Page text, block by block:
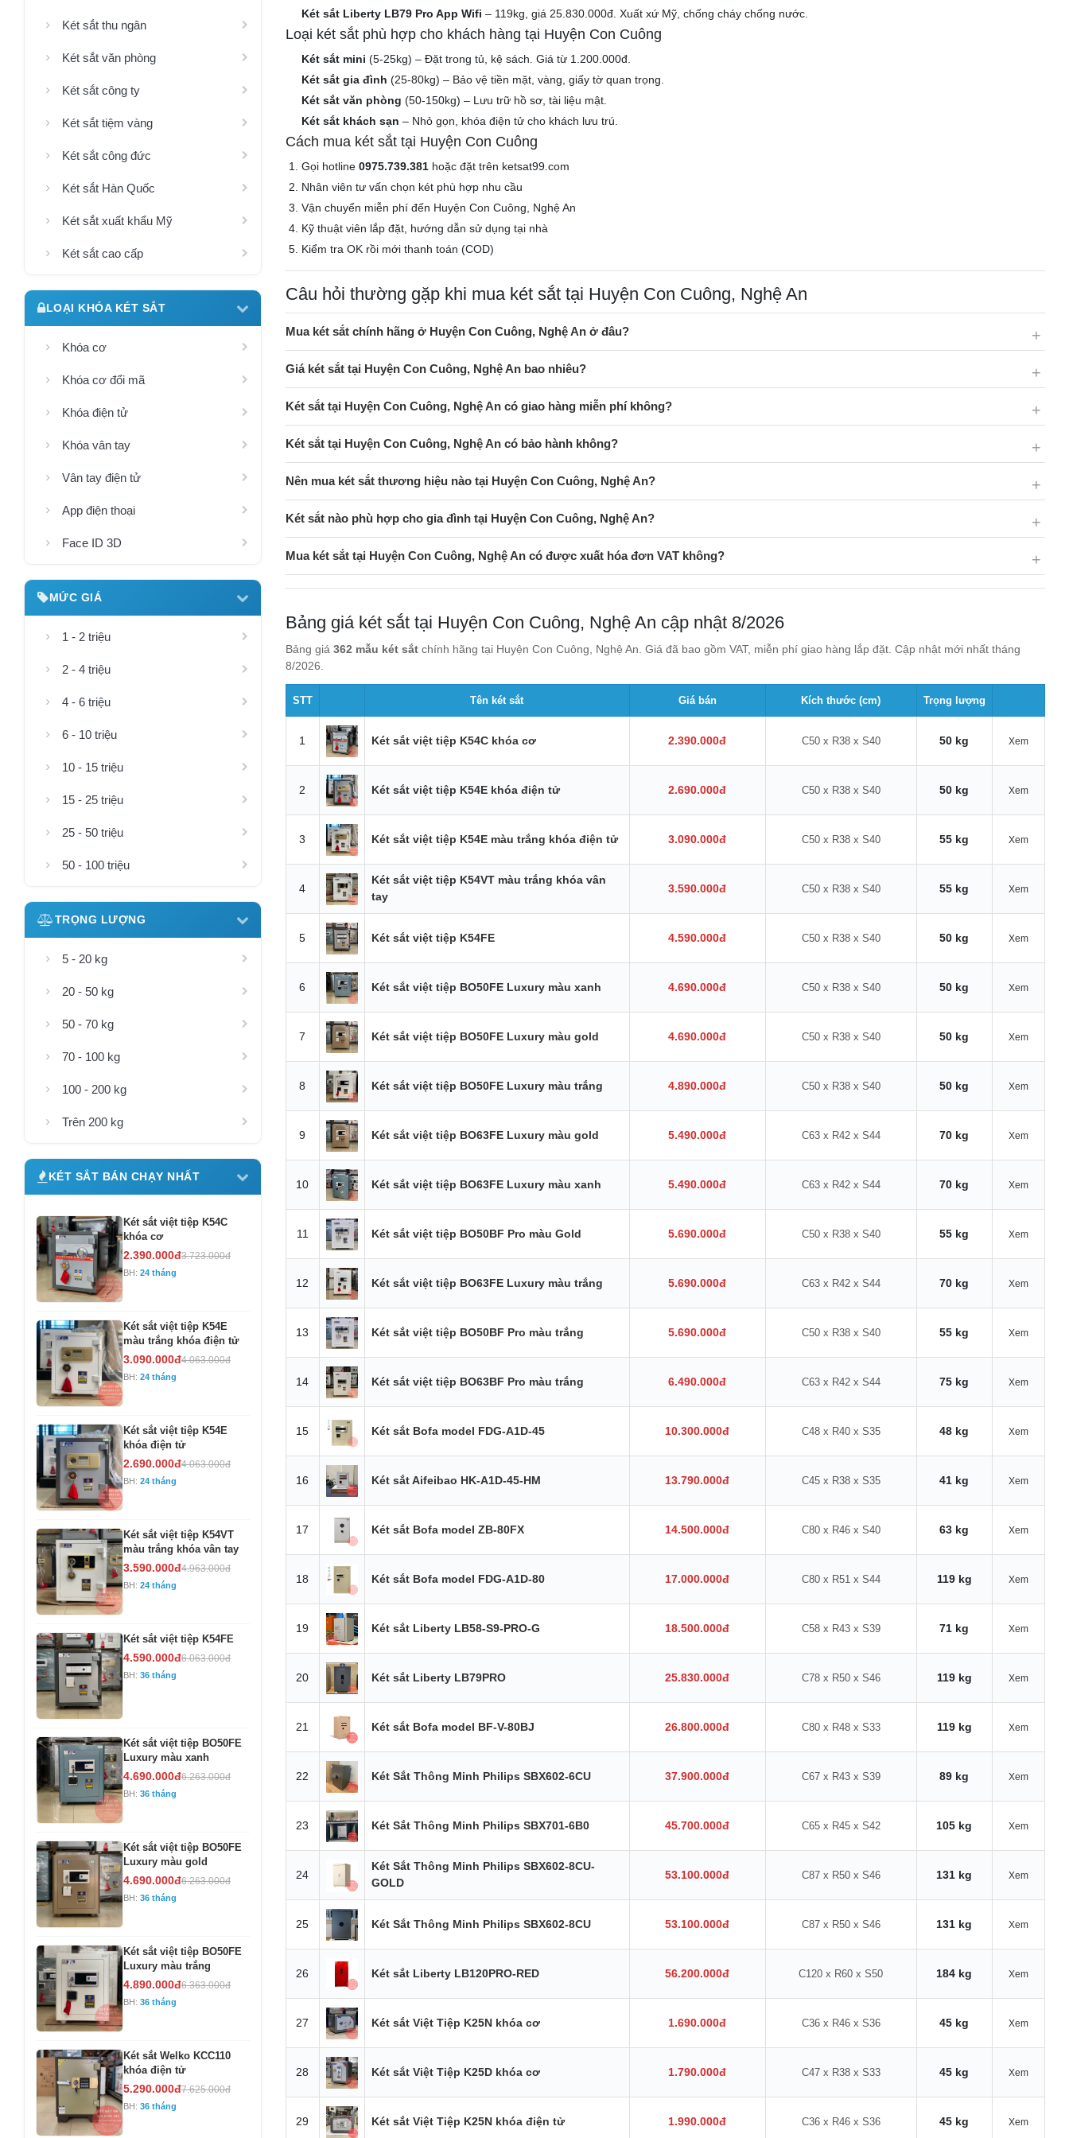
Két sắt thu ngân
Két sắt văn phòng
Két sắt công ty
Két sắt tiệm vàng
Két sắt công đức
Két sắt Hàn Quốc
Két sắt xuất khẩu Mỹ
Két sắt cao cấp
LOẠI KHÓA KÉT SẮT
Khóa cơ
Khóa cơ đổi mã
Khóa điện tử
Khóa vân tay
Vân tay điện tử
App điện thoại
Face ID 3D
MỨC GIÁ
1 - 2 triệu
2 - 4 triệu
4 - 6 triệu
6 - 10 triệu
10 - 15 triệu
15 - 25 triệu
25 - 50 triệu
50 - 100 triệu
TRỌNG LƯỢNG
5 - 20 kg
20 - 50 kg
50 - 70 kg
70 - 100 kg
100 - 200 kg
Trên 200 kg
KÉT SẮT BÁN CHẠY NHẤT
Két sắt việt tiệp K54C
khóa cơ
2.390.000đ3.723.000đ
BH: 24 tháng
Két sắt việt tiệp K54E
màu trắng khóa điện tử
3.090.000đ4.063.000đ
BH: 24 tháng
Két sắt việt tiệp K54E
khóa điện tử
2.690.000đ4.063.000đ
BH: 24 tháng
Két sắt việt tiệp K54VT
màu trắng khóa vân tay
3.590.000đ4.963.000đ
BH: 24 tháng
Két sắt việt tiệp K54FE
4.590.000đ6.063.000đ
BH: 36 tháng
Két sắt việt tiệp BO50FE
Luxury màu xanh
4.690.000đ6.263.000đ
BH: 36 tháng
Két sắt việt tiệp BO50FE
Luxury màu gold
4.690.000đ6.263.000đ
BH: 36 tháng
Két sắt việt tiệp BO50FE
Luxury màu trắng
4.890.000đ6.363.000đ
BH: 36 tháng
Két sắt Welko KCC110
khóa điện tử
5.290.000đ7.625.000đ
BH: 36 tháng
Két sắt Liberty LB79 Pro App Wifi – 119kg, giá 25.830.000đ. Xuất xứ Mỹ, chống cháy chống nước.
Loại két sắt phù hợp cho khách hàng tại Huyện Con Cuông
Két sắt mini (5-25kg) – Đặt trong tủ, kệ sách. Giá từ 1.200.000đ.
Két sắt gia đình (25-80kg) – Bảo vệ tiền mặt, vàng, giấy tờ quan trọng.
Két sắt văn phòng (50-150kg) – Lưu trữ hồ sơ, tài liệu mật.
Két sắt khách sạn – Nhỏ gọn, khóa điện tử cho khách lưu trú.
Cách mua két sắt tại Huyện Con Cuông
Gọi hotline 0975.739.381hoặc đặt trên ketsat99.com
Nhân viên tư vấn chọn két phù hợp nhu cầu
Vận chuyển miễn phí đến Huyện Con Cuông, Nghệ An
Kỹ thuật viên lắp đặt, hướng dẫn sử dụng tại nhà
Kiểm tra OK rồi mới thanh toán (COD)
Câu hỏi thường gặp khi mua két sắt tại Huyện Con Cuông, Nghệ An
Mua két sắt chính hãng ở Huyện Con Cuông, Nghệ An ở đâu?
Giá két sắt tại Huyện Con Cuông, Nghệ An bao nhiêu?
Két sắt tại Huyện Con Cuông, Nghệ An có giao hàng miễn phí không?
Két sắt tại Huyện Con Cuông, Nghệ An có bảo hành không?
Nên mua két sắt thương hiệu nào tại Huyện Con Cuông, Nghệ An?
Két sắt nào phù hợp cho gia đình tại Huyện Con Cuông, Nghệ An?
Mua két sắt tại Huyện Con Cuông, Nghệ An có được xuất hóa đơn VAT không?
Bảng giá két sắt tại Huyện Con Cuông, Nghệ An cập nhật 8/2026
Bảng giá 362 mẫu két sắtchính hãng tại Huyện Con Cuông, Nghệ An. Giá đã bao gồm VAT, miễn phí giao hàng lắp đặt. Cập nhật mới nhất tháng
8/2026.
STT Tên két sắt Giá bán Kích thước (cm) Trọng lượng
1 Két sắt việt tiệp K54C khóa cơ 2.390.000đ C50 x R38 x S40 50 kg Xem
2 Két sắt việt tiệp K54E khóa điện tử 2.690.000đ C50 x R38 x S40 50 kg Xem
3 Két sắt việt tiệp K54E màu trắng khóa điện tử 3.090.000đ C50 x R38 x S40 55 kg Xem
4
Két sắt việt tiệp K54VT màu trắng khóa vân
tay
3.590.000đ C50 x R38 x S40 55 kg Xem
5 Két sắt việt tiệp K54FE 4.590.000đ C50 x R38 x S40 50 kg Xem
6 Két sắt việt tiệp BO50FE Luxury màu xanh 4.690.000đ C50 x R38 x S40 50 kg Xem
7 Két sắt việt tiệp BO50FE Luxury màu gold 4.690.000đ C50 x R38 x S40 50 kg Xem
8 Két sắt việt tiệp BO50FE Luxury màu trắng 4.890.000đ C50 x R38 x S40 50 kg Xem
9 Két sắt việt tiệp BO63FE Luxury màu gold 5.490.000đ C63 x R42 x S44 70 kg Xem
10 Két sắt việt tiệp BO63FE Luxury màu xanh 5.490.000đ C63 x R42 x S44 70 kg Xem
11 Két sắt việt tiệp BO50BF Pro màu Gold 5.690.000đ C50 x R38 x S40 55 kg Xem
12 Két sắt việt tiệp BO63FE Luxury màu trắng 5.690.000đ C63 x R42 x S44 70 kg Xem
13 Két sắt việt tiệp BO50BF Pro màu trắng 5.690.000đ C50 x R38 x S40 55 kg Xem
14 Két sắt việt tiệp BO63BF Pro màu trắng 6.490.000đ C63 x R42 x S44 75 kg Xem
15 Két sắt Bofa model FDG-A1D-45 10.300.000đ C48 x R40 x S35 48 kg Xem
16 Két sắt Aifeibao HK-A1D-45-HM 13.790.000đ C45 x R38 x S35 41 kg Xem
17 Két sắt Bofa model ZB-80FX 14.500.000đ C80 x R46 x S40 63 kg Xem
18 Két sắt Bofa model FDG-A1D-80 17.000.000đ C80 x R51 x S44 119 kg Xem
19 Két sắt Liberty LB58-S9-PRO-G 18.500.000đ C58 x R43 x S39 71 kg Xem
20 Két sắt Liberty LB79PRO 25.830.000đ C78 x R50 x S46 119 kg Xem
21 Két sắt Bofa model BF-V-80BJ 26.800.000đ C80 x R48 x S33 119 kg Xem
22 Két Sắt Thông Minh Philips SBX602-6CU 37.900.000đ C67 x R43 x S39 89 kg Xem
23 Két Sắt Thông Minh Philips SBX701-6B0 45.700.000đ C65 x R45 x S42 105 kg Xem
24
Két Sắt Thông Minh Philips SBX602-8CU-
GOLD
53.100.000đ C87 x R50 x S46 131 kg Xem
25 Két Sắt Thông Minh Philips SBX602-8CU 53.100.000đ C87 x R50 x S46 131 kg Xem
26 Két sắt Liberty LB120PRO-RED 56.200.000đ C120 x R60 x S50 184 kg Xem
27 Két sắt Việt Tiệp K25N khóa cơ 1.690.000đ C36 x R46 x S36 45 kg Xem
28 Két sắt Việt Tiệp K25D khóa cơ 1.790.000đ C47 x R38 x S33 45 kg Xem
29 Két sắt Việt Tiệp K25N khóa điện tử 1.990.000đ C36 x R46 x S36 45 kg Xem